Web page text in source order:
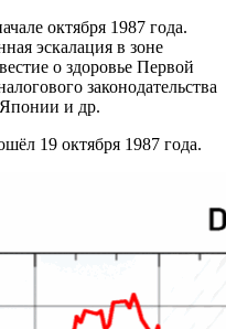
октября 1987 года.
эскалация в зоне
о здоровье Первой
законодательства
и др.
19 октября 1987 года.